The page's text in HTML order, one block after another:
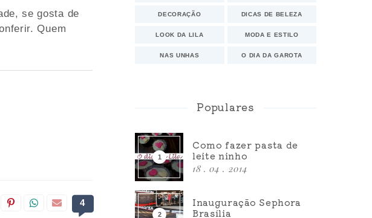
se gosta de
Quem
4
DECORAÇÃO DICAS DE BELEZA
LOOK DA LILA MODA E ESTILO
NAS UNHAS O DIA DA GAROTA
Populares
Como fazer pasta de
leite ninho
18 . 04 . 2014
Inauguração Sephora
Brasília